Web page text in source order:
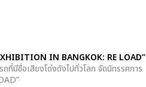
IN BANGKOK: RE LOAD”
ที่มีชื่อเสียงโด่งดังไปทั่วโลก จัดนิทรรศการ